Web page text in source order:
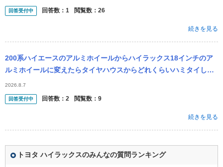
回答受付中 回答数： 1 閲覧数： 26
続きを見る
200系ハイエースのアルミホイールからハイラックス18インチのア
ルミホイールに変えたらタイヤハウスからどれくらいハミタイしま
すか？
2026.8.7
回答受付中 回答数： 2 閲覧数： 9
続きを見る
トヨタ ハイラックスのみんなの質問ランキング